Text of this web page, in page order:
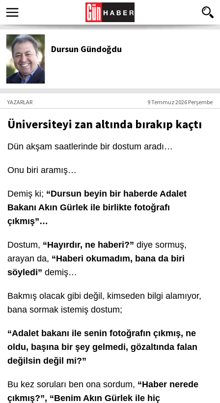
Dursun Gündoğdu
YAZARLAR 9 Temmuz 2026 Perşembe
Üniversiteyi zan altında bırakıp kaçtı
Dün akşam saatlerinde bir dostum aradı…
Onu biri aramış…
Demiş ki; “Dursun beyin bir haberde Adalet
Bakanı Akın Gürlek ile birlikte fotoğrafı
çıkmış”…
Dostum, “Hayırdır, ne haberi?” diye sormuş,
arayan da, “Haberi okumadım, bana da biri
söyledi” demiş…
Bakmış olacak gibi değil, kimseden bilgi alamıyor,
bana sormak istemiş dostum;
“Adalet bakanı ile senin fotoğrafın çıkmış, ne
oldu, başına bir şey gelmedi, gözaltında falan
değilsin değil mi?”
Bu kez soruları ben ona sordum, “Haber nerede
çıkmış?”, “Benim Akın Gürlek ile hiç